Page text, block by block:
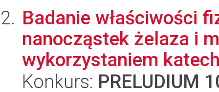
Badanie właściwości
nanocząstek żelaza i
wykorzystaniem
Konkurs: PRELUDIUM